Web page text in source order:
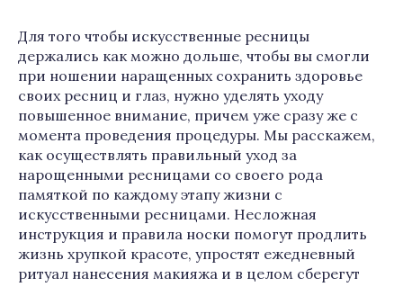
Для того чтобы искусственные ресницы
держались как можно дольше, чтобы вы смогли
при ношении наращенных сохранить здоровье
своих ресниц и глаз, нужно уделять уходу
повышенное внимание, причем уже сразу же с
момента проведения процедуры. Мы расскажем,
как осуществлять правильный уход за
нарощенными ресницами со своего рода
памяткой по каждому этапу жизни с
искусственными ресницами. Несложная
инструкция и правила носки помогут продлить
жизнь хрупкой красоте, упростят ежедневный
ритуал нанесения макияжа и в целом сберегут